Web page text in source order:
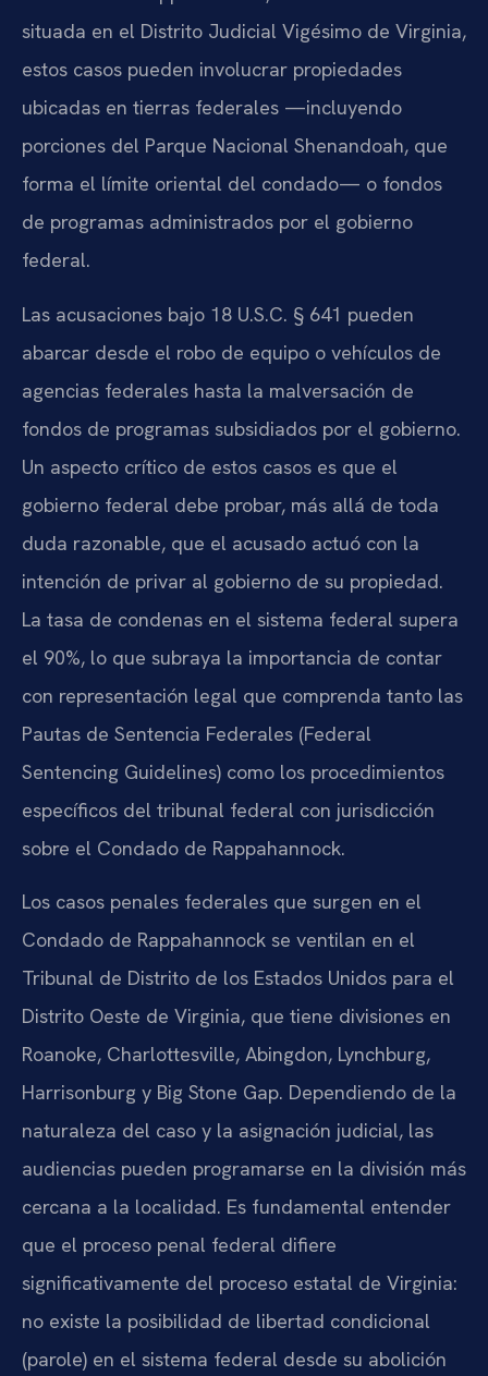
situada en el Distrito Judicial Vigésimo de Virginia,
estos casos pueden involucrar propiedades
ubicadas en tierras federales —incluyendo
porciones del Parque Nacional Shenandoah, que
forma el límite oriental del condado— o fondos
de programas administrados por el gobierno
federal.
Las acusaciones bajo 18 U.S.C. § 641 pueden
abarcar desde el robo de equipo o vehículos de
agencias federales hasta la malversación de
fondos de programas subsidiados por el gobierno.
Un aspecto crítico de estos casos es que el
gobierno federal debe probar, más allá de toda
duda razonable, que el acusado actuó con la
intención de privar al gobierno de su propiedad.
La tasa de condenas en el sistema federal supera
el 90%, lo que subraya la importancia de contar
con representación legal que comprenda tanto las
Pautas de Sentencia Federales (Federal
Sentencing Guidelines) como los procedimientos
específicos del tribunal federal con jurisdicción
sobre el Condado de Rappahannock.
Los casos penales federales que surgen en el
Condado de Rappahannock se ventilan en el
Tribunal de Distrito de los Estados Unidos para el
Distrito Oeste de Virginia, que tiene divisiones en
Roanoke, Charlottesville, Abingdon, Lynchburg,
Harrisonburg y Big Stone Gap. Dependiendo de la
naturaleza del caso y la asignación judicial, las
audiencias pueden programarse en la división más
cercana a la localidad. Es fundamental entender
que el proceso penal federal difiere
significativamente del proceso estatal de Virginia:
no existe la posibilidad de libertad condicional
(parole) en el sistema federal desde su abolición